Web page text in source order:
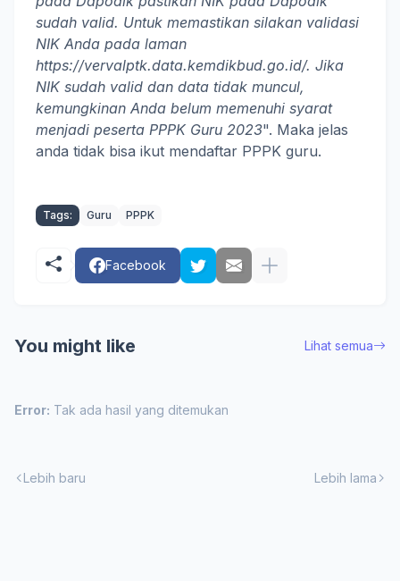
sudah valid. Untuk memastikan silakan validasi
NIK Anda pada laman
https://vervalptk.data.kemdikbud.go.id/. Jika
NIK sudah valid dan data tidak muncul,
kemungkinan Anda belum memenuhi syarat
menjadi peserta PPPK Guru 2023". Maka jelas
anda tidak bisa ikut mendaftar PPPK guru.
Tags: Guru PPPK
Facebook
You might like Lihat semua
Error: Tak ada hasil yang ditemukan
Lebih baru Lebih lama